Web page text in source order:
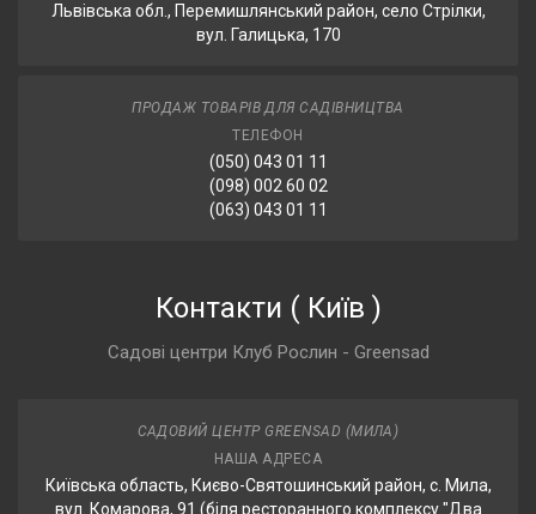
Львівська обл., Перемишлянський район, село Стрілки,
вул. Галицька, 170
ПРОДАЖ ТОВАРІВ ДЛЯ САДІВНИЦТВА
ТЕЛЕФОН
(050) 043 01 11
(098) 002 60 02
(063) 043 01 11
Контакти ( Київ )
Садові центри Клуб Рослин - Greensad
САДОВИЙ ЦЕНТР GREENSAD (МИЛА)
НАША АДРЕСА
Київська область, Києво-Святошинський район, с. Мила,
вул. Комарова, 91 (біля ресторанного комплексу "Два